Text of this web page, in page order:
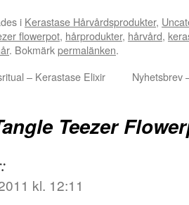
i Kerastase Hårvårdsprodukter,
flowerpot, hårprodukter, hårvård,
. Bokmärkpermalänken.
– Kerastase Elixir
Nyhetsbrev
Teezer
kl. 12:11